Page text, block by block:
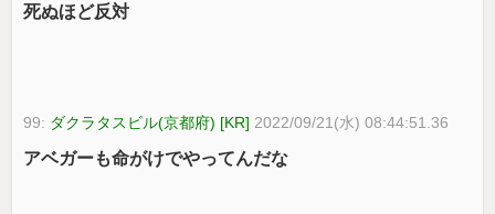
死ぬほど反対
99: ダクラタスビル(京都府) [KR] 2022/09/21(水) 08:44:51.36
アベガーも命がけでやってんだな